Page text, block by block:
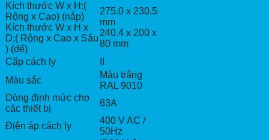
Kích thước W x H:(
Rộng x Cao) (nắp)
Kích thước W x H x
D:( Rộng x Cao x Sâu
) (đế)
275.0 x 230.5
mm
240.4 x 200 x
80 mm
Cấp cách ly
Màu sắc
Màu trắng
RAL 9010
Dòng định mức cho
các thiết bị
63A
Điện áp cách ly
400 V AC /
50Hz